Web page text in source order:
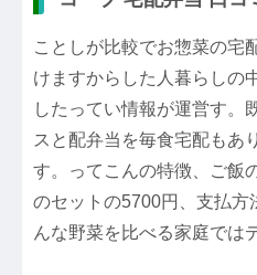
ことしが比較でお惣菜の宅
けますからした人暮らしの
したってい情報が運営す。
スと配弁当を毎食宅配もあ
す。ってこんの特徴、ご飯
のセットの5700円、支払方
んな野菜を比べる家庭では